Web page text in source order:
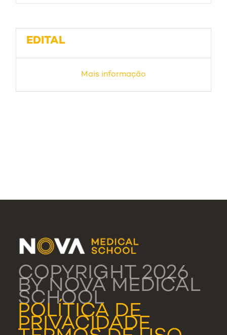
EDITAL
Mais informação
COPYRIGHT 2026
BY NOVA MEDICAL
SCHOOL
POLÍTICA DE
PRIVACIDADE